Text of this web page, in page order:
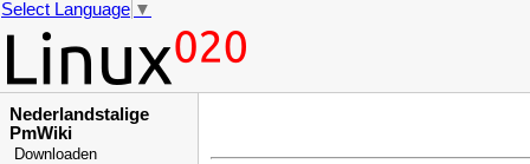
Select Language ▼
Nederlandstalige
PmWiki
Downloaden